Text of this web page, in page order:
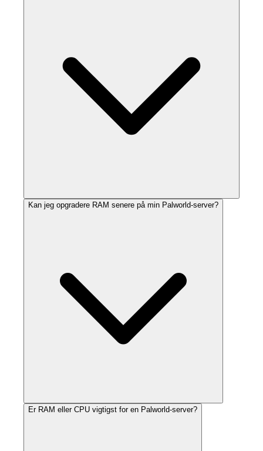
Kan jeg opgradere RAM senere på min Palworld-server?
Er RAM eller CPU vigtigst for en Palworld-server?